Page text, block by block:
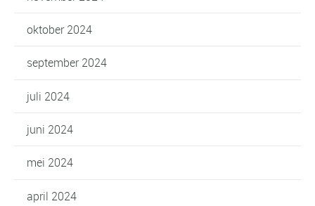
oktober 2024
september 2024
juli 2024
juni 2024
mei 2024
april 2024